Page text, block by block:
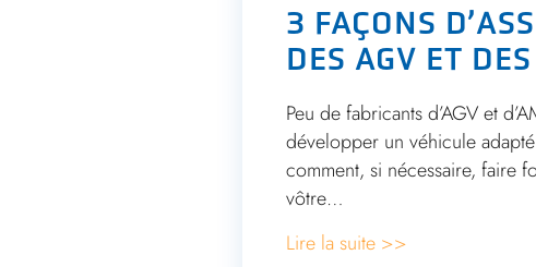
3 FAÇONS
DES AGV ET
Peu de fabricants d’AGV et
développer un véhicule
comment, si nécessaire, faire
vôtre…
Lire la suite >>